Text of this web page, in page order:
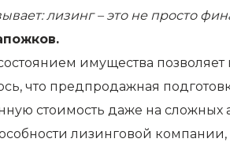
лизинг – это не просто
имущества
что предпродажная
стоимость даже на сложных
лизинговой компании,